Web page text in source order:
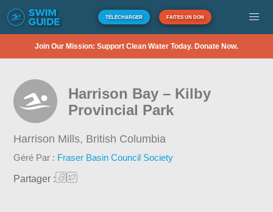
TÉLÉCHARGER FAITES UN DON
Join Our Mission: Support Clean Water Today. Donate Now.
Harrison Bay – Kilby
Provincial Park
Harrison Mills, British Columbia
Géré Par : Fraser Basin Council Society
Partager :